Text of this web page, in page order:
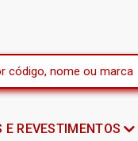
E REVESTIMENTOS